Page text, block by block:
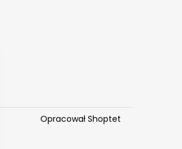
Opracował Shoptet